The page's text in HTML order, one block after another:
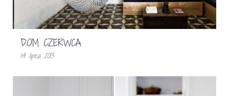
DOM CZERWCA
14 lipca 2013